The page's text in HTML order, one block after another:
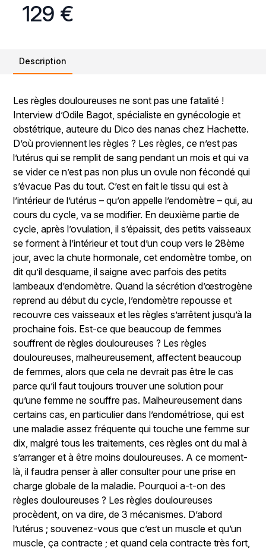
129 €
Description
Les règles douloureuses ne sont pas une fatalité !
Interview d’Odile Bagot, spécialiste en gynécologie et
obstétrique, auteure du Dico des nanas chez Hachette.
D’où proviennent les règles ? Les règles, ce n’est pas
l’utérus qui se remplit de sang pendant un mois et qui va
se vider ce n’est pas non plus un ovule non fécondé qui
s’évacue Pas du tout. C’est en fait le tissu qui est à
l’intérieur de l’utérus – qu’on appelle l’endomètre – qui, au
cours du cycle, va se modifier. En deuxième partie de
cycle, après l’ovulation, il s’épaissit, des petits vaisseaux
se forment à l’intérieur et tout d’un coup vers le 28ème
jour, avec la chute hormonale, cet endomètre tombe, on
dit qu’il desquame, il saigne avec parfois des petits
lambeaux d’endomètre. Quand la sécrétion d’œstrogène
reprend au début du cycle, l’endomètre repousse et
recouvre ces vaisseaux et les règles s’arrêtent jusqu’à la
prochaine fois. Est-ce que beaucoup de femmes
souffrent de règles douloureuses ? Les règles
douloureuses, malheureusement, affectent beaucoup
de femmes, alors que cela ne devrait pas être le cas
parce qu’il faut toujours trouver une solution pour
qu’une femme ne souffre pas. Malheureusement dans
certains cas, en particulier dans l’endométriose, qui est
une maladie assez fréquente qui touche une femme sur
dix, malgré tous les traitements, ces règles ont du mal à
s’arranger et à être moins douloureuses. A ce moment-
là, il faudra penser à aller consulter pour une prise en
charge globale de la maladie. Pourquoi a-t-on des
règles douloureuses ? Les règles douloureuses
procèdent, on va dire, de 3 mécanismes. D’abord
l’utérus ; souvenez-vous que c’est un muscle et qu’un
muscle, ça contracte ; et quand cela contracte très fort,